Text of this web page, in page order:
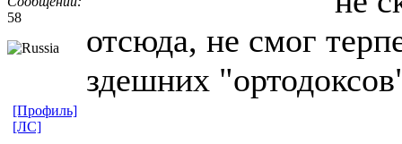
58
отсюда, не смог
здешних
[Профиль]
[ЛС]